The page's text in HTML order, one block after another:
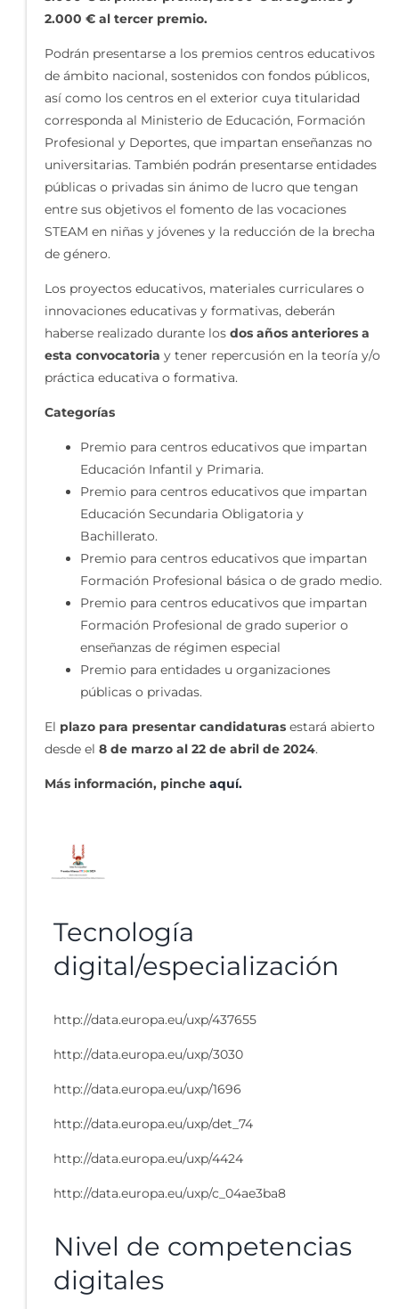
2.000 € al tercer premio.
Podrán presentarse a los premios centros educativos
de ámbito nacional, sostenidos con fondos públicos,
así como los centros en el exterior cuya titularidad
corresponda al Ministerio de Educación, Formación
Profesional y Deportes, que impartan enseñanzas no
universitarias. También podrán presentarse entidades
públicas o privadas sin ánimo de lucro que tengan
entre sus objetivos el fomento de las vocaciones
STEAM en niñas y jóvenes y la reducción de la brecha
de género.
Los proyectos educativos, materiales curriculares o
innovaciones educativas y formativas, deberán
haberse realizado durante los dos años anteriores a
esta convocatoria y tener repercusión en la teoría y/o
práctica educativa o formativa.
Categorías
Premio para centros educativos que impartan
Educación Infantil y Primaria.
Premio para centros educativos que impartan
Educación Secundaria Obligatoria y
Bachillerato.
Premio para centros educativos que impartan
Formación Profesional básica o de grado medio.
Premio para centros educativos que impartan
Formación Profesional de grado superior o
enseñanzas de régimen especial
Premio para entidades u organizaciones
públicas o privadas.
El plazo para presentar candidaturas estará abierto
desde el 8 de marzo al 22 de abril de 2024.
Más información, pinche aquí.
Tecnología
digital/especialización
http://data.europa.eu/uxp/437655
http://data.europa.eu/uxp/3030
http://data.europa.eu/uxp/1696
http://data.europa.eu/uxp/det_74
http://data.europa.eu/uxp/4424
http://data.europa.eu/uxp/c_04ae3ba8
Nivel de competencias
digitales